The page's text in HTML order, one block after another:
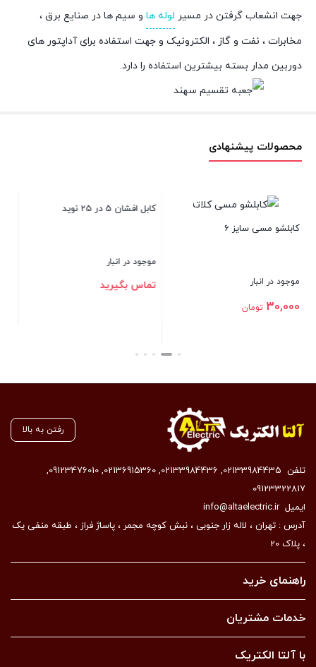
جهت انشعاب گرفتن در مسیر لوله ها و سیم ها در صنایع برق ،
مخابرات ، نفت و گاز ، الکترونیک و جهت استفاده برای آداپتور های
دوربین مدار بسته بیشترین استفاده را دارد.
محصولات پیشنهادی
کابل افشان 5 در 25 نوید
موجود در انبار
تماس بگیرید
بست لوله خرطومی آگرا سایز PG11
موجود در انبار
86,250
رفتن به بالا
تلفن 02133984435
,
02133984436
,
02136915360
,
09123476010
,
09123322817
ایمیلinfo@altaelectric.ir
آدرس : تهران ، لاله زار جنوبی ، نبش کوچه مجمر ، پاساژ فراز ، طبقه منفی یک
، پلاک 20
راهنمای خرید
خدمات مشتریان
با آلتا الکتریک